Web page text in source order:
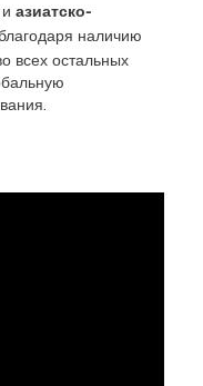
азиатско-
наличию
всех остальных